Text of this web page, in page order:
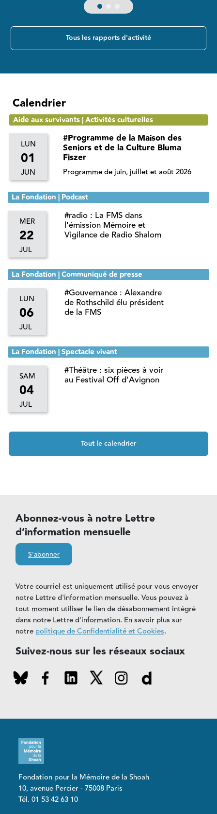
Tous les rapports d'activité
Calendrier
LUN
01
JUN
Aide aux survivants | Activités culturelles
#Programme de la Maison des
Seniors et de la Culture Bluma
Fiszer
Programme de juin, juillet et août 2026
MER
22
JUL
La Fondation | Podcast
#radio : La FMS dans
l'émission Mémoire et
Vigilance de Radio Shalom
LUN
06
JUL
La Fondation | Communiqué de presse
#Gouvernance : Alexandre
de Rothschild élu président
de la FMS
SAM
04
JUL
La Fondation | Spectacle vivant
#Théâtre : six pièces à voir
au Festival Off d'Avignon
Tout le calendrier
Abonnez-vous à notre Lettre
d’information mensuelle
S'abonner
Votre courriel est uniquement utilisé pour vous envoyer
notre Lettre d'information mensuelle. Vous pouvez à
tout moment utiliser le lien de désabonnement intégré
dans notre Lettre d'information. En savoir plus sur
notre politique de Confidentialité et Cookies.
Suivez-nous sur les réseaux sociaux
Fondation pour la Mémoire de la Shoah
10, avenue Percier - 75008 Paris
Tél. 01 53 42 63 10